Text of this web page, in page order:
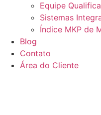
Equipe
Sistemas
Índice MKP de
Blog
Contato
Área do Cliente